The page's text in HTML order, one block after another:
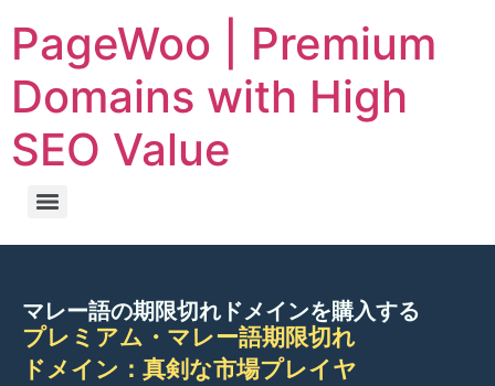
PageWoo | Premium
Domains with High
SEO Value
マレー語の期限切れドメインを購入する
プレミアム・マレー語期限切れ
ドメイン：真剣な市場プレイヤ